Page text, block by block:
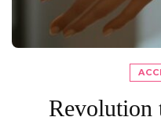
Revolution